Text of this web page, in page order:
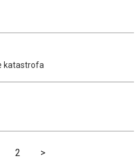
katastrofa
2 >